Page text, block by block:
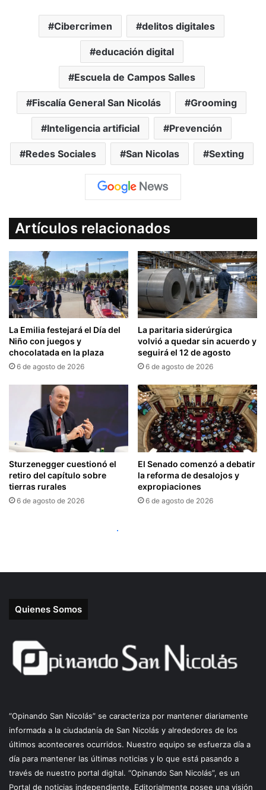
Quienes Somos
“Opinando San Nicolás” se caracteriza por mantener diariamente
informada a la ciudadanía de San Nicolás y alrededores de los
últimos aconteceres ocurridos. Nuestro equipo se esfuerza día a
día para mantener las últimas noticias y lo que está pasando a
través de nuestro portal digital. “Opinando San Nicolás”, es un
Portal de noticias independiente. Editorialmente posee una visión